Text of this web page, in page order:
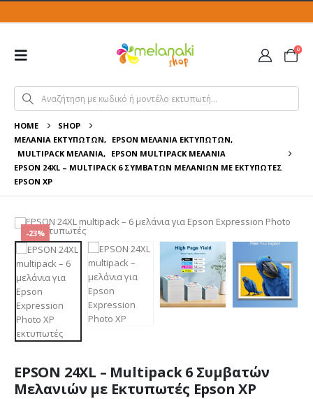
0
HOME
SHOP
ΜΕΛΆΝΙΑ ΕΚΤΥΠΩΤΏΝ, EPSON ΜΕΛΆΝΙΑ ΕΚΤΥΠΩΤΏΝ,
MULTIPACK ΜΕΛΆΝΙΑ, EPSON MULTIPACK ΜΕΛΆΝΙΑ
EPSON 24XL – MULTIPACK 6 ΣΥΜΒΑΤΏΝ ΜΕΛΑΝΙΏΝ ΜΕ ΕΚΤΥΠΩΤΈΣ
EPSON XP
-23%
EPSON 24XL – Multipack 6 Συμβατών
Μελανιών με Εκτυπωτές Epson XP